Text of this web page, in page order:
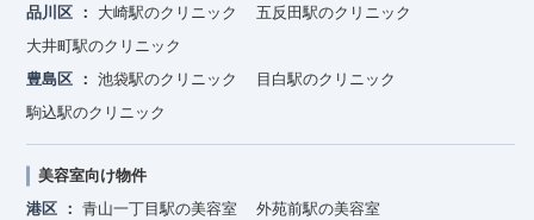
品川区
大崎駅のクリニック
五反田駅のクリニック
大井町駅のクリニック
豊島区
池袋駅のクリニック
目白駅のクリニック
駒込駅のクリニック
美容室向け物件
港区
青山一丁目駅の美容室
外苑前駅の美容室